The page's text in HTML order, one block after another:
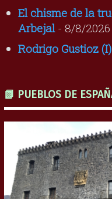
El chisme de la
Arbejal- 8/8/2026
Rodrigo Gustioz (I)
📗 PUEBLOS DE